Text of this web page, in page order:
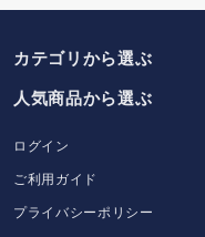
カテゴリから選ぶ
人気商品から選ぶ
ログイン
ご利用ガイド
プライバシーポリシー